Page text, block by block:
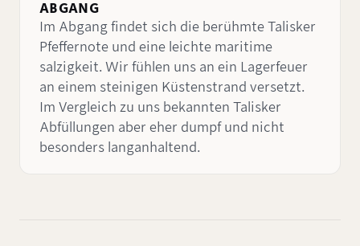
ABGANG
Im Abgang findet sich die berühmte Talisker
Pfeffernote und eine leichte maritime
salzigkeit. Wir fühlen uns an ein Lagerfeuer
an einem steinigen Küstenstrand versetzt.
Im Vergleich zu uns bekannten Talisker
Abfüllungen aber eher dumpf und nicht
besonders langanhaltend.